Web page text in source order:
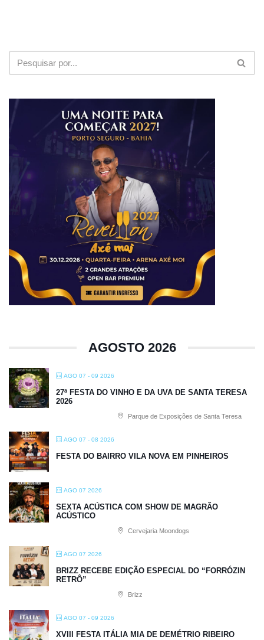
AGOSTO 2026
AGO 07 - 09 2026
27ª FESTA DO VINHO E DA UVA DE SANTA TERESA
2026
Parque de Exposições de Santa Teresa
AGO 07 - 08 2026
FESTA DO BAIRRO VILA NOVA EM PINHEIROS
AGO 07 2026
SEXTA ACÚSTICA COM SHOW DE MAGRÃO
ACÚSTICO
Cervejaria Moondogs
AGO 07 2026
BRIZZ RECEBE EDIÇÃO ESPECIAL DO “FORRÓZIN
RETRÔ”
Brizz
AGO 07 - 09 2026
XVIII FESTA ITÁLIA MIA DE DEMÉTRIO RIBEIRO